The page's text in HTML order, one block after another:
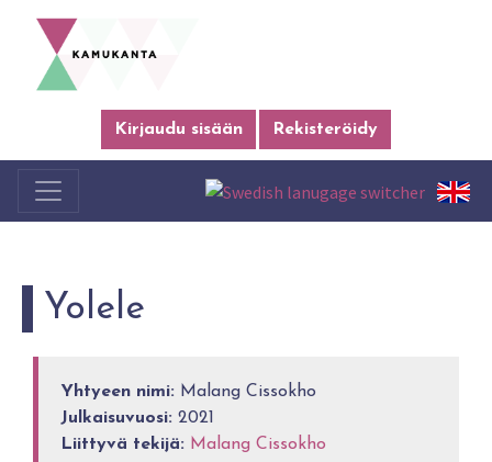
Kirjaudu sisään Rekisteröidy
Yolele
Yhtyeen nimi: Malang Cissokho
Julkaisuvuosi: 2021
Liittyvä tekijä: Malang Cissokho